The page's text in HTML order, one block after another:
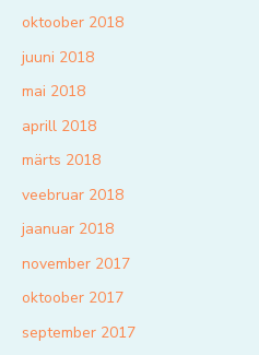
oktoober 2018
juuni 2018
mai 2018
aprill 2018
märts 2018
veebruar 2018
jaanuar 2018
november 2017
oktoober 2017
september 2017